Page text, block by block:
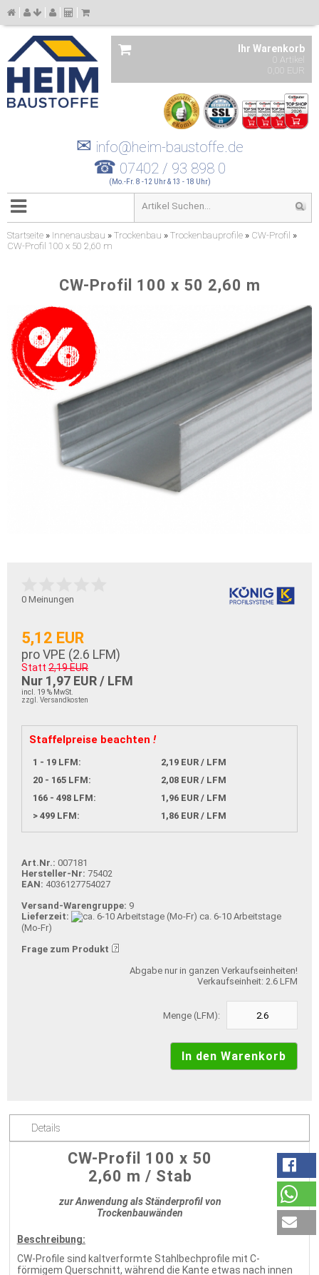
Ihr Warenkorb
0 Artikel
0,00 EUR
✉ info@heim-baustoffe.de
☎ 07402 / 93 898 0
(Mo.-Fr. 8 -12 Uhr & 13 - 18 Uhr)
Startseite » Innenausbau » Trockenbau » Trockenbauprofile » CW-Profil »
CW-Profil 100 x 50 2,60 m
CW-Profil 100 x 50 2,60 m
0 Meinungen
5,12 EUR
pro VPE (2.6 LFM)
Statt 2,19 EUR
Nur 1,97 EUR / LFM
incl. 19 % MwSt.
zzgl. Versandkosten
Staffelpreise beachten !
1 - 19 LFM:
2,19 EUR / LFM
20 - 165 LFM:
2,08 EUR / LFM
166 - 498 LFM:
1,96 EUR / LFM
> 499 LFM:
1,86 EUR / LFM
Art.Nr.: 007181
Hersteller-Nr: 75402
EAN: 4036127754027
Versand-Warengruppe: 9
Lieferzeit:
ca. 6-10 Arbeitstage
(Mo-Fr)
Frage zum Produkt
Abgabe nur in ganzen Verkaufseinheiten!
Verkaufseinheit: 2.6 LFM
Menge (LFM):
Details
CW-Profil 100 x 50
2,60 m / Stab
zur Anwendung als Ständerprofil von
Trockenbauwänden
Beschreibung:
CW-Profile sind kaltverformte Stahlbechprofile mit C-
förmigem Querschnitt, während die Kante etwas nach innen